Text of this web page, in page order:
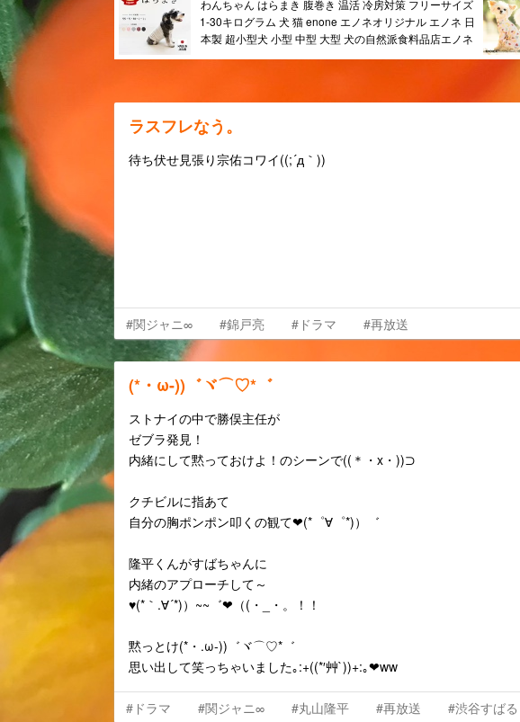
わんちゃん はらまき 腹巻き 温活 冷房対策 フリーサイズ
1-30キログラム 犬 猫 enone エノネオリジナル エノネ 日
本製 超小型犬 小型 中型 大型 犬の自然派食料品店エノネ
ラスフレなう。
待ち伏せ見張り宗佑コワイ((;´д｀))
#関ジャニ∞ #錦戸亮 #ドラマ #再放送
(*・ω-))゛ヾ⌒♡*゛
ストナイの中で勝俣主任が
ゼブラ発見！
内緒にして黙っておけよ！のシーンで((＊・x・))⊃
クチビルに指あて
自分の胸ポンポン叩くの観て❤(*゜∀゜*)）゛
隆平くんがすばちゃんに
内緒のアプローチして～
♥(*｀.∀´*)）~~゛❤（(・_・。！！
黙っとけ(*・.ω-))゛ヾ⌒♡*゛
思い出して笑っちゃいました｡:+((*′艸`))+:｡❤ww
#ドラマ #関ジャニ∞ #丸山隆平 #再放送 #渋谷すばる